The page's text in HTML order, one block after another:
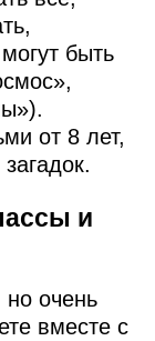
быть
от 8 лет,
и
очень
вместе с